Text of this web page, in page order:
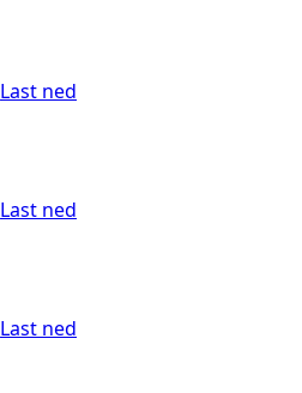
Last ned
Last ned
Last ned